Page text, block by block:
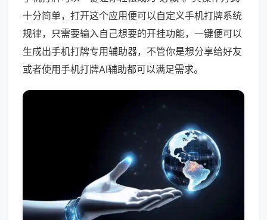
十分简单，打开这个应用便可以自定义手机打牌系统
规律，只需要输入自己想要的开挂功能，一键便可以
生成出手机打牌专用辅助器，不管你是想分享给好友
或者使用手机打牌AI辅助都可以满足需求。